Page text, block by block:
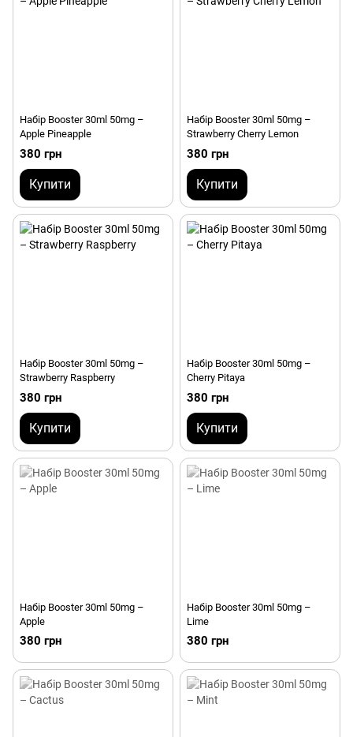
Набір Booster 30ml 50mg –
Apple Pineapple
380 грн
Купити
Набір Booster 30ml 50mg –
Strawberry Cherry Lemon
380 грн
Купити
Набір Booster 30ml 50mg –
Strawberry Raspberry
380 грн
Купити
Набір Booster 30ml 50mg –
Cherry Pitaya
380 грн
Купити
Набір Booster 30ml 50mg –
Apple
380 грн
Набір Booster 30ml 50mg –
Lime
380 грн